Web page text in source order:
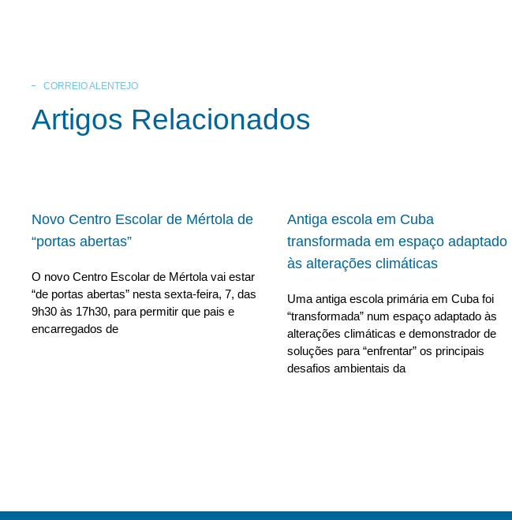
CORREIO ALENTEJO
Artigos Relacionados
Novo Centro Escolar de Mértola de
“portas abertas”
O novo Centro Escolar de Mértola vai estar
“de portas abertas” nesta sexta-feira, 7, das
9h30 às 17h30, para permitir que pais e
encarregados de
Antiga escola em Cuba
transformada em espaço adaptado
às alterações climáticas
Uma antiga escola primária em Cuba foi
“transformada” num espaço adaptado às
alterações climáticas e demonstrador de
soluções para “enfrentar” os principais
desafios ambientais da